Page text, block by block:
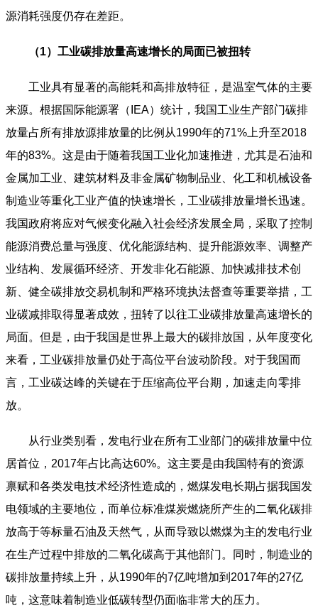
源消耗强度仍存在差距。
（1）工业碳排放量高速增长的局面已被扭转
工业具有显著的高能耗和高排放特征，是温室气体的主要
来源。根据国际能源署（IEA）统计，我国工业生产部门碳排
放量占所有排放源排放量的比例从1990年的71%上升至2018
年的83%。这是由于随着我国工业化加速推进，尤其是石油和
金属加工业、建筑材料及非金属矿物制品业、化工和机械设备
制造业等重化工业产值的快速增长，工业碳排放量增长迅速。
我国政府将应对气候变化融入社会经济发展全局，采取了控制
能源消费总量与强度、优化能源结构、提升能源效率、调整产
业结构、发展循环经济、开发非化石能源、加快减排技术创
新、健全碳排放交易机制和严格环境执法督查等重要举措，工
业碳减排取得显著成效，扭转了以往工业碳排放量高速增长的
局面。但是，由于我国是世界上最大的碳排放国，从年度变化
来看，工业碳排放量仍处于高位平台波动阶段。对于我国而
言，工业碳达峰的关键在于压缩高位平台期，加速走向零排
放。
从行业类别看，发电行业在所有工业部门的碳排放量中位
居首位，2017年占比高达60%。这主要是由我国特有的资源
禀赋和各类发电技术经济性造成的，燃煤发电长期占据我国发
电领域的主要地位，而单位标准煤炭燃烧所产生的二氧化碳排
放高于等标量石油及天然气，从而导致以燃煤为主的发电行业
在生产过程中排放的二氧化碳高于其他部门。同时，制造业的
碳排放量持续上升，从1990年的7亿吨增加到2017年的27亿
吨，这意味着制造业低碳转型仍面临非常大的压力。